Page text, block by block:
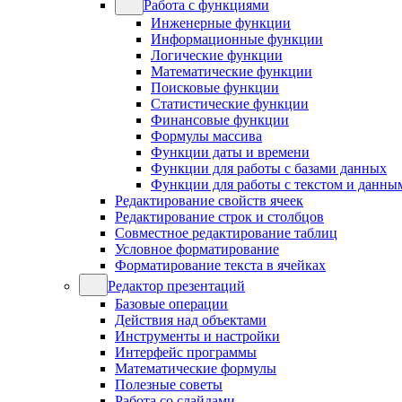
Работа с функциями
Инженерные функции
Информационные функции
Логические функции
Математические функции
Поисковые функции
Статистические функции
Финансовые функции
Формулы массива
Функции даты и времени
Функции для работы с базами данных
Функции для работы с текстом и
Редактирование свойств ячеек
Редактирование строк и столбцов
Совместное редактирование таблиц
Условное форматирование
Форматирование текста в ячейках
Редактор презентаций
Базовые операции
Действия над объектами
Инструменты и настройки
Интерфейс программы
Математические формулы
Полезные советы